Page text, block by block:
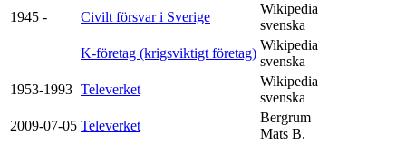
1945 -
Civilt försvar i Sverige
Wikipedia
svenska
K-företag (krigsviktigt företag)
Wikipedia
svenska
1953-1993 Televerket
Wikipedia
svenska
2009-07-05 Televerket
Bergrum
Mats B.